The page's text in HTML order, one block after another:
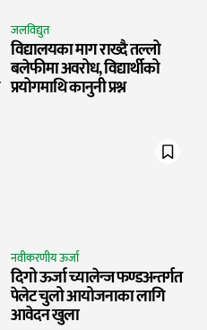
जलविद्युत
विद्यालयका माग राख्दै तल्लो
बलेफीमा अवरोध, विद्यार्थीको
प्रयोगमाथि कानुनी प्रश्न
नवीकरणीय ऊर्जा
दिगो ऊर्जा च्यालेन्ज फण्डअन्तर्गत
पेलेट चुलो आयोजनाका लागि
आवेदन खुला